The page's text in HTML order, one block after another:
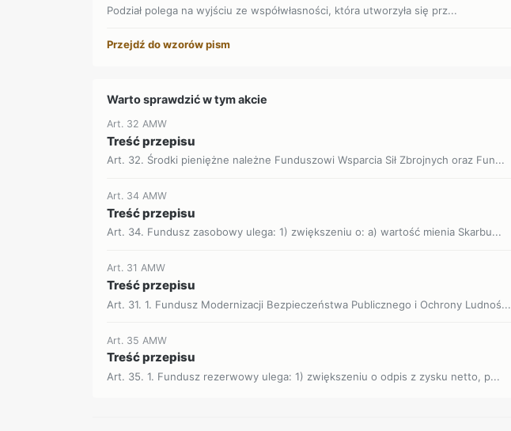
Podział polega na wyjściu ze współwłasności, która utworzyła się prz...
Przejdź do wzorów pism
Warto sprawdzić w tym akcie
Art. 32 AMW
Treść przepisu
Art. 32. Środki pieniężne należne Funduszowi Wsparcia Sił Zbrojnych oraz Fun...
Art. 34 AMW
Treść przepisu
Art. 34. Fundusz zasobowy ulega: 1) zwiększeniu o: a) wartość mienia Skarbu...
Art. 31 AMW
Treść przepisu
Art. 31. 1. Fundusz Modernizacji Bezpieczeństwa Publicznego i Ochrony Ludnoś...
Art. 35 AMW
Treść przepisu
Art. 35. 1. Fundusz rezerwowy ulega: 1) zwiększeniu o odpis z zysku netto, p...